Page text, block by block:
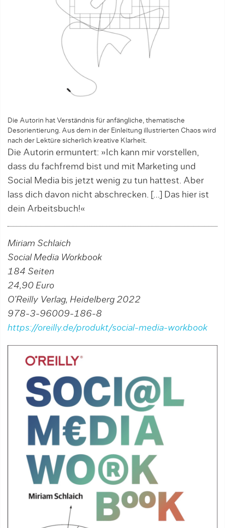
Die Autorin hat Verständnis für anfängliche, thematische
Desorientierung. Aus dem in der Einleitung illustrierten Chaos wird
nach der Lektüre sicherlich kreative Klarheit.
Die Autorin ermuntert: »Ich kann mir vorstellen,
dass du fachfremd bist und mit Marketing und
Social Media bis jetzt wenig zu tun hattest. Aber
lass dich davon nicht abschrecken. […] Das hier ist
dein Arbeitsbuch!«
Miriam Schlaich
Social Media Workbook
184 Seiten
24,90 Euro
O’Reilly Verlag, Heidelberg 2022
978-3-96009-186-8
https://oreilly.de/produkt/social-media-workbook